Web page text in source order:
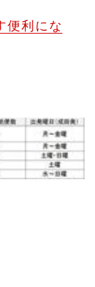
便利にな